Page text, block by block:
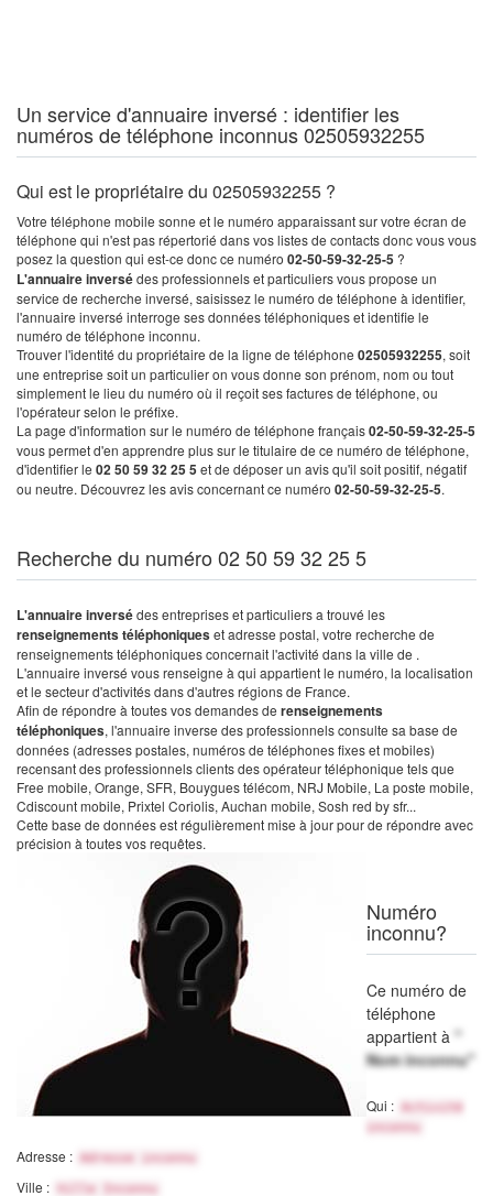
Un service d'annuaire inversé : identifier les
numéros de téléphone inconnus 02505932255
Qui est le propriétaire du 02505932255 ?
Votre téléphone mobile sonne et le numéro apparaissant sur votre écran de
téléphone qui n'est pas répertorié dans vos listes de contacts donc vous vous
posez la question qui est-ce donc ce numéro 02-50-59-32-25-5 ?
L'annuaire inversédes professionnels et particuliers vous propose un
service de recherche inversé, saisissez le numéro de téléphone à identifier,
l'annuaire inversé interroge ses données téléphoniques et identifie le
numéro de téléphone inconnu.
Trouver l'identité du propriétaire de la ligne de téléphone 02505932255, soit
une entreprise soit un particulier on vous donne son prénom, nom ou tout
simplement le lieu du numéro où il reçoit ses factures de téléphone, ou
l'opérateur selon le préfixe.
La page d'information sur le numéro de téléphone français02-50-59-32-25-5
vous permet d'en apprendre plus sur le titulaire de ce numéro de téléphone,
d'identifier le 02 50 59 32 25 5et de déposer un avis qu'il soit positif, négatif
ou neutre. Découvrez les avis concernant ce numéro 02-50-59-32-25-5.
Recherche du numéro 02 50 59 32 25 5
L'annuaire inversédes entreprises et particuliers a trouvé les
renseignements téléphoniqueset adresse postal, votre recherche de
renseignements téléphoniques concernait l'activité dans la ville de .
L'annuaire inversé vous renseigne à qui appartient le numéro, la localisation
et le secteur d'activités dans d'autres régions de France.
Afin de répondre à toutes vos demandes de renseignements
téléphoniques, l'annuaire inverse des professionnels consulte sa base de
données (adresses postales, numéros de téléphones fixes et mobiles)
recensant des professionnels clients des opérateur téléphonique tels que
Free mobile, Orange, SFR, Bouygues télécom, NRJ Mobile, La poste mobile,
Cdiscount mobile, Prixtel Coriolis, Auchan mobile, Sosh red by sfr...
Cette base de données est régulièrement mise à jour pour de répondre avec
précision à toutes vos requêtes.
Numéro
inconnu?
Ce numéro de
téléphone
appartient à "
Nom inconnu"
Qui :
Activité
inconnu
Adresse : Adresse inconnu
Ville : Ville Inconnu